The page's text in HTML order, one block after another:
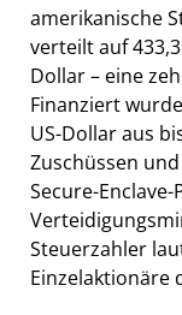
amerikanische
verteilt auf
Dollar – eine
Finanziert
US-Dollar aus
Zuschüssen
Secure-
Steuerzahler
Einzelaktionäre